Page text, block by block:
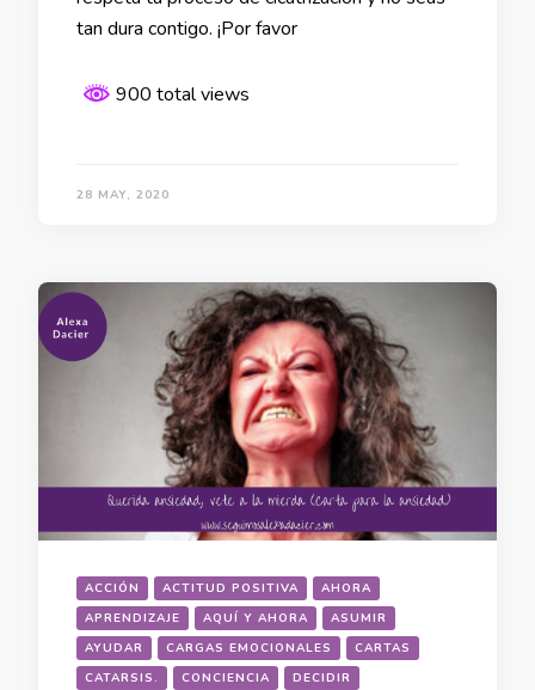
tan dura contigo. ¡Por favor
900 total views
28 MAY, 2020
ACCIÓN ACTITUD POSITIVA
AHORA
APRENDIZAJE
AQUÍ Y AHORA
ASUMIR
AYUDAR
CARGAS EMOCIONALES
CARTAS
CATARSIS.
CONCIENCIA
DECIDIR